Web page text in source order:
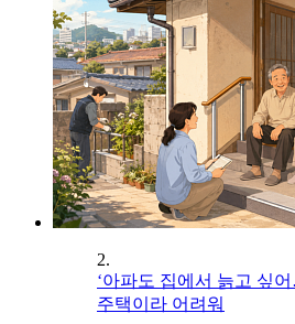
2.
‘아파도 집에서 늙고 싶
주택이라 어려워